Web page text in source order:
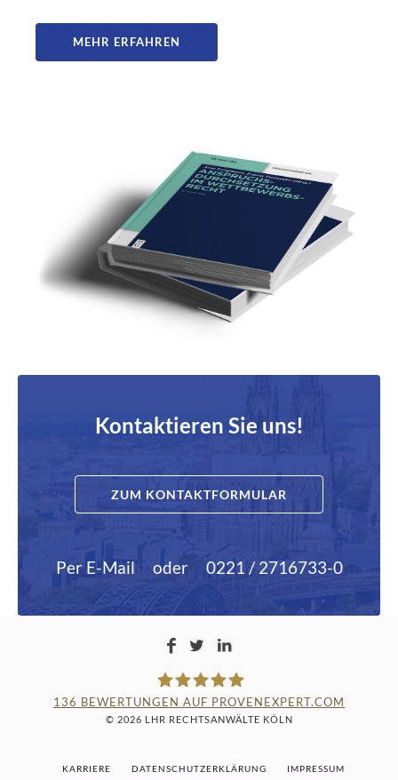
MEHR ERFAHREN
Kontaktieren Sie uns!
ZUM KONTAKTFORMULAR
Per E-Mail oder 0221 / 2716733-0
136 BEWERTUNGEN AUF PROVENEXPERT.COM
© 2026 LHR RECHTSANWÄLTE KÖLN
KARRIERE DATENSCHUTZERKLÄRUNG IMPRESSUM